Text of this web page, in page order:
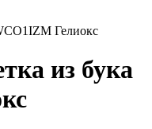
Гелиокс
из бука